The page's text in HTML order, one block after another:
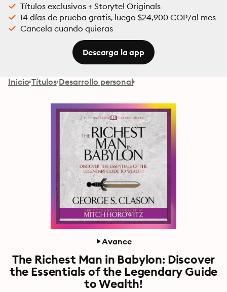
Títulos exclusivos + Storytel Originals
14 días de prueba gratis, luego $24,900 COP/al mes
Cancela cuando quieras
Descarga la app
Inicio Títulos Desarrollo personal
Avance
The Richest Man in Babylon: Discover
the Essentials of the Legendary Guide
to Wealth!